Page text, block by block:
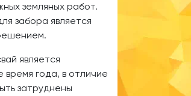
земляных работ.
забора является
является
года, в отличие
затруднены